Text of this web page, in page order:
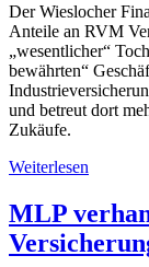
Der Wieslocher
Anteile an RVM
„wesentlicher“
bewährten“
und betreut dort
Zukäufe.
Weiterlesen
MLP